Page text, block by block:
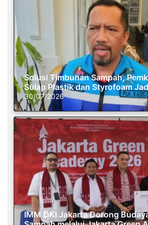
Solusi Timbunan Sampah,
Sulap Plastik dan Styrofoam
30/07/2026
IMM DKI Jakarta Dorong